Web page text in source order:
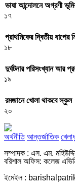
ভাষা আন্দোলনে অগ্রণী
১৭
প্রাথমিকের দ্বিতীয় ধাপের
১৮
দুর্ঘটনার পরিসংখ্যান আর
১৯
রমজানে খোলা থাকবে স্কুল
২০
অর্থনীতি আন্তর্জাতিক
সম্পাদক : এস. এম.
বরিশাল অফিস: কলেজ
ইমেইল :